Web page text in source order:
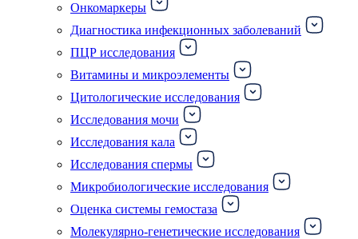
Онкомаркеры
Диагностика инфекционных заболеваний
ПЦР исследования
Витамины и микроэлементы
Цитологические исследования
Исследования мочи
Исследования кала
Исследования спермы
Микробиологические исследования
Оценка системы гемостаза
Молекулярно-генетические исследования